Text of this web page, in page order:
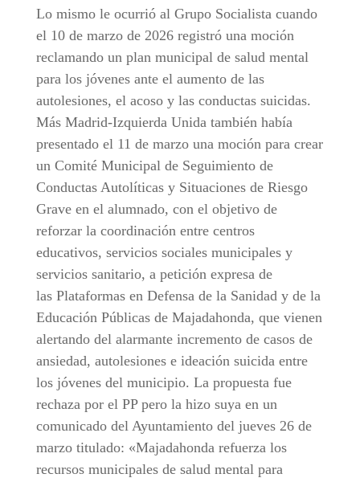
Lo mismo le ocurrió al Grupo Socialista cuando
el 10 de marzo de 2026 registró una moción
reclamando un plan municipal de salud mental
para los jóvenes ante el aumento de las
autolesiones, el acoso y las conductas suicidas.
Más Madrid-Izquierda Unida también había
presentado el 11 de marzo una moción para crear
un Comité Municipal de Seguimiento de
Conductas Autolíticas y Situaciones de Riesgo
Grave en el alumnado, con el objetivo de
reforzar la coordinación entre centros
educativos, servicios sociales municipales y
servicios sanitario, a petición expresa de
las Plataformas en Defensa de la Sanidad y de la
Educación Públicas de Majadahonda, que vienen
alertando del alarmante incremento de casos de
ansiedad, autolesiones e ideación suicida entre
los jóvenes del municipio. La propuesta fue
rechaza por el PP pero la hizo suya en un
comunicado del Ayuntamiento del jueves 26 de
marzo titulado: «Majadahonda refuerza los
recursos municipales de salud mental para